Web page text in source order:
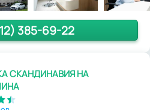
385-69-22
СКАНДИНАВИЯ НА